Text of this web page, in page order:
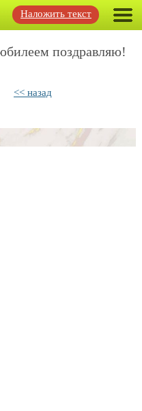
Наложить текст
поздравляю!
<< назад